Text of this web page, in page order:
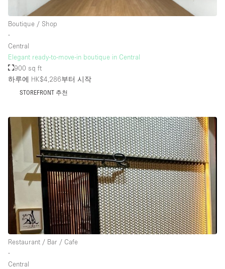
Smoking Area
Sound & Video Equipment
Stock Room
Street Level
Terrace
Toilets
Water Access
Whitebox / Minimal
Window Display
층 / 접근성:
지하층
Boutique / Shop
∙
Central
Elegant ready-to-move-in boutique in Central
900 sq ft
하루에 HK$4,286부터 시작
STOREFRONT 추천
Restaurant / Bar / Cafe
∙
Central